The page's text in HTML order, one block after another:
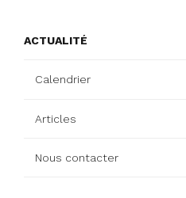
ACTUALITÉ
Calendrier
Articles
Nous contacter